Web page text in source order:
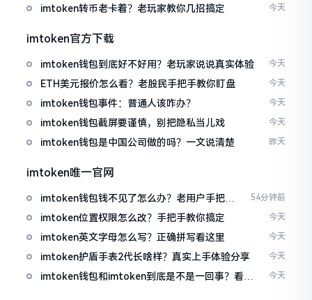
imtoken转币老卡着？老玩家教你几招搞定 今天
imtoken官方下载
imtoken钱包到底好不好用？老玩家说说真实体验 今天
ETH美元报价怎么看？老股民手把手教你盯盘 今天
imtoken钱包事件：普通人该咋办？ 今天
imtoken钱包截屏要谨慎，别把隐私当儿戏 今天
imtoken钱包是中国公司做的吗？一文说清楚 昨天
imtoken唯一官网
imtoken钱包钱不见了怎么办？老用户手把手
教你找回
54分钟前
imtoken位置权限怎么改？手把手教你搞定 今天
imtoken英文字母怎么写？正确拼写看这里 今天
imtoken护盾手表2代长啥样？真实上手体验分享 今天
imtoken钱包和imtoken到底是不是一回事？看完
今天